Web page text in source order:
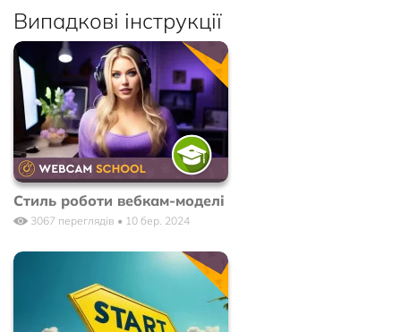
Випадкові інструкції
Стиль роботи вебкам-моделі
3067 переглядів • 10 бер. 2024